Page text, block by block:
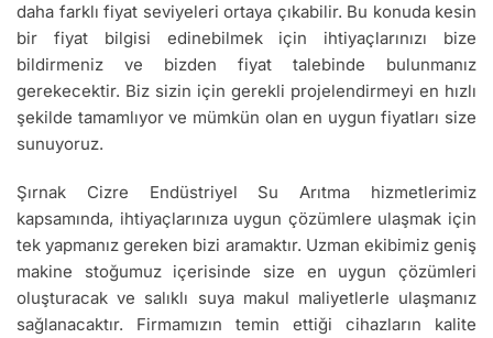
daha farklı fiyat seviyeleri ortaya çıkabilir. Bu konuda kesin
bir fiyat bilgisi edinebilmek için ihtiyaçlarınızı bize
bildirmeniz ve bizden fiyat talebinde bulunmanız
gerekecektir. Biz sizin için gerekli projelendirmeyi en hızlı
şekilde tamamlıyor ve mümkün olan en uygun fiyatları size
sunuyoruz.
Şırnak Cizre Endüstriyel Su Arıtma hizmetlerimiz
kapsamında, ihtiyaçlarınıza uygun çözümlere ulaşmak için
tek yapmanız gereken bizi aramaktır. Uzman ekibimiz geniş
makine stoğumuz içerisinde size en uygun çözümleri
oluşturacak ve salıklı suya makul maliyetlerle ulaşmanız
sağlanacaktır. Firmamızın temin ettiği cihazların kalite